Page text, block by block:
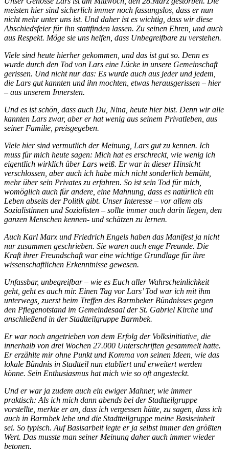
meisten hier sind sicherlich immer noch fassungslos, dass er nun
nicht mehr unter uns ist. Und daher ist es wichtig, dass wir diese
Abschiedsfeier für ihn stattfinden lassen. Zu seinen Ehren, und auch
aus Respekt. Möge sie uns helfen, dass Unbegreifbare zu verstehen.
Viele sind heute hierher gekommen, und das ist gut so. Denn es
wurde durch den Tod von Lars eine Lücke in unsere Gemeinschaft
gerissen. Und nicht nur das: Es wurde auch aus jeder und jedem,
die Lars gut kannten und ihn mochten, etwas herausgerissen – hier
– aus unserem Innersten.
Und es ist schön, dass auch Du, Nina, heute hier bist. Denn wir alle
kannten Lars zwar, aber er hat wenig aus seinem Privatleben, aus
seiner Familie, preisgegeben.
Viele hier sind vermutlich der Meinung, Lars gut zu kennen. Ich
muss für mich heute sagen: Mich hat es erschreckt, wie wenig ich
eigentlich wirklich über Lars weiß. Er war in dieser Hinsicht
verschlossen, aber auch ich habe mich nicht sonderlich bemüht,
mehr über sein Privates zu erfahren. So ist sein Tod für mich,
womöglich auch für andere, eine Mahnung, dass es natürlich ein
Leben abseits der Politik gibt. Unser Interesse – vor allem als
Sozialistinnen und Sozialisten – sollte immer auch darin liegen, den
ganzen Menschen kennen- und schätzen zu lernen.
Auch Karl Marx und Friedrich Engels haben das Manifest ja nicht
nur zusammen geschrieben. Sie waren auch enge Freunde. Die
Kraft ihrer Freundschaft war eine wichtige Grundlage für ihre
wissenschaftlichen Erkenntnisse gewesen.
Unfassbar, unbegreifbar – wie es Euch aller Wahrscheinlichkeit
geht, geht es auch mir. Einen Tag vor Lars’ Tod war ich mit ihm
unterwegs, zuerst beim Treffen des Barmbeker Bündnisses gegen
den Pflegenotstand im Gemeindesaal der St. Gabriel Kirche und
anschließend in der Stadtteilgruppe Barmbek.
Er war noch angetrieben von dem Erfolg der Volksinitiative, die
innerhalb von drei Wochen 27.000 Unterschriften gesammelt hatte.
Er erzählte mir ohne Punkt und Komma von seinen Ideen, wie das
lokale Bündnis in Stadtteil nun etabliert und erweitert werden
könne. Sein Enthusiasmus hat mich wie so oft angesteckt.
Und er war ja zudem auch ein ewiger Mahner, wie immer
praktisch: Als ich mich dann abends bei der Stadtteilgruppe
vorstellte, merkte er an, dass ich vergessen hätte, zu sagen, dass ich
auch in Barmbek lebe und die Stadtteilgruppe meine Basiseinheit
sei. So typisch. Auf Basisarbeit legte er ja selbst immer den größten
Wert. Das musste man seiner Meinung daher auch immer wieder
betonen.